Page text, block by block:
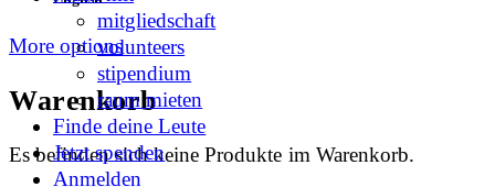
More options
Warenkorb
Es befinden sich keine Produkte im Warenkorb.
mitgliedschaft
volunteers
stipendium
raum mieten
Finde deine Leute
Jetzt spenden
Anmelden